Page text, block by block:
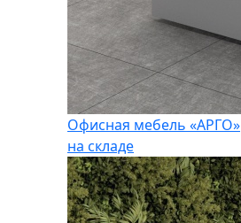
Офисная мебель «АРГО»
на складе